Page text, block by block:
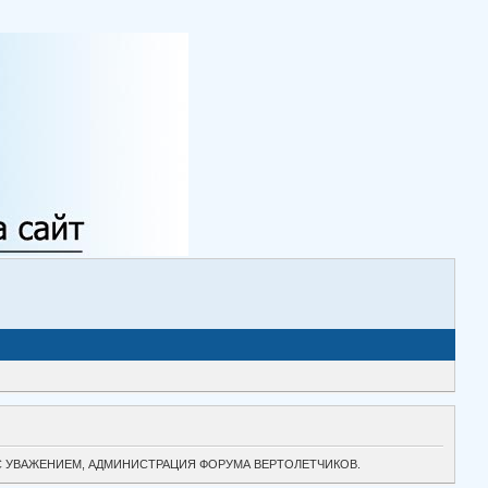
УВАЖЕНИЕМ, АДМИНИСТРАЦИЯ ФОРУМА ВЕРТОЛЕТЧИКОВ.